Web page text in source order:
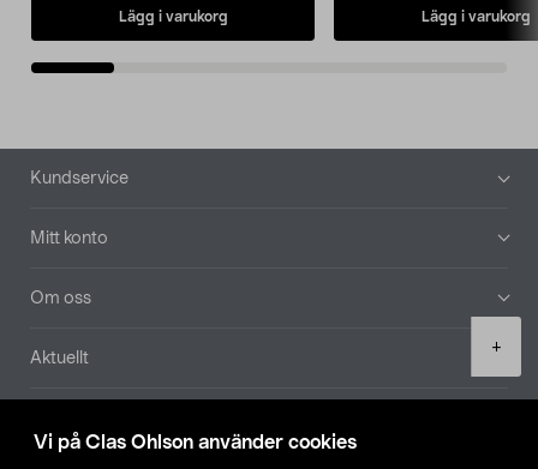
Vi på Clas Ohlson använder cookies
+
Lägg i varukorg Lägg i varukorg
Sidfot
Kundservice
Mitt konto
Om oss
Aktuellt